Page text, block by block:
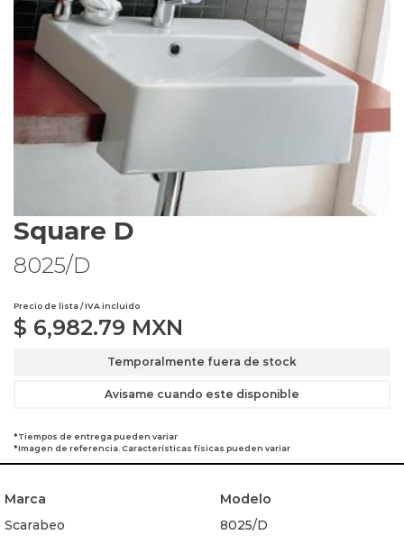
Square D
8025/D
Precio de lista / IVA incluido
$ 6,982.79 MXN
Temporalmente fuera de stock
Avisame cuando este disponible
*Tiempos de entrega pueden variar
*Imagen de referencia. Características físicas pueden variar
Marca
Modelo
Scarabeo
8025/D